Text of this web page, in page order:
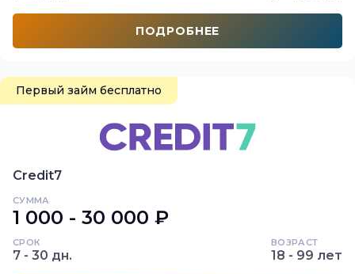
ПОДРОБНЕЕ
Первый займ бесплатно
Credit7
СУММА
1 000 - 30 000 ₽
СРОК
7 - 30 дн.
ВОЗРАСТ
18 - 99 лет